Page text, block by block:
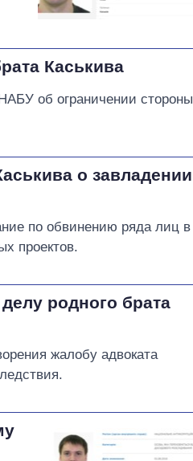
Каськива
об ограничении стороны
о завладении
по обвинению ряда лиц в
проектов.
родного брата
жалобу адвоката